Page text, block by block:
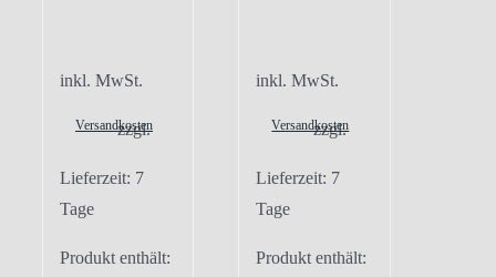
inkl. MwSt.
zzgl.
Versandkosten
Lieferzeit: 7
Tage
Produkt enthält:
inkl. MwSt.
zzgl.
Versandkosten
Lieferzeit: 7
Tage
Produkt enthält: